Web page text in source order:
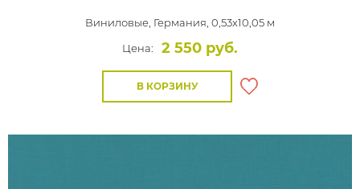
Виниловые, Германия, 0,53x10,05 м
Цена:
2 550 руб.
В КОРЗИНУ